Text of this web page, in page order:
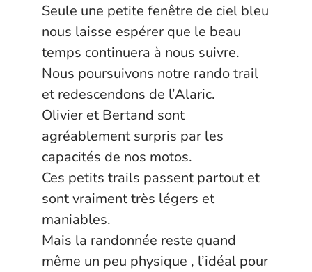
Seule une petite fenêtre de ciel bleu
nous laisse espérer que le beau
temps continuera à nous suivre.
Nous poursuivons notre rando trail
et redescendons de l’Alaric.
Olivier et Bertand sont
agréablement surpris par les
capacités de nos motos.
Ces petits trails passent partout et
sont vraiment très légers et
maniables.
Mais la randonnée reste quand
même un peu physique , l’idéal pour